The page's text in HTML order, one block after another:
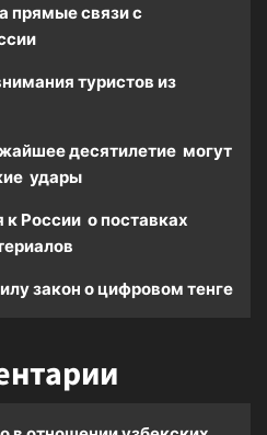
прямые связи с
туристов из
десятилетие могут
удары
России о поставках
закон о цифровом тенге